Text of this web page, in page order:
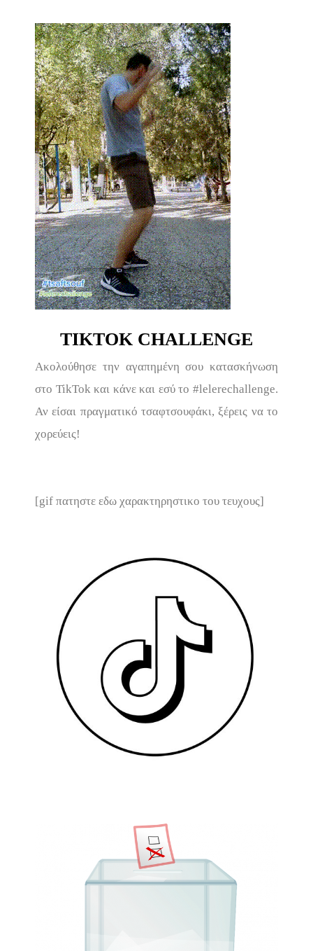
TIKTOK CHALLENGE
Ακολούθησε την αγαπημένη σου κατασκήνωση
στο TikTok και κάνε και εσύ το #lelerechallenge.
Αν είσαι πραγματικό τσαφτσουφάκι, ξέρεις να το
χορεύεις!
[gif πατηστε εδω χαρακτηρηστικο του τευχους]